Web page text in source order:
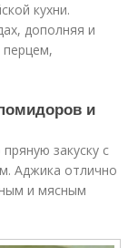
кухни.
дополняя и
и
закуску с
Аджика отлично
и мясным